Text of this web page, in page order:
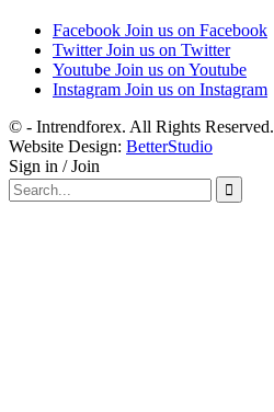
Facebook Join us on Facebook
Twitter Join us on Twitter
Youtube Join us on Youtube
Instagram Join us on Instagram
© - Intrendforex. All Rights Reserved.
Website Design: BetterStudio
Sign in / Join